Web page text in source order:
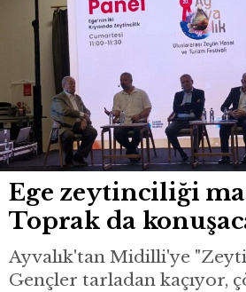
Ege zeytinciliği
Toprak da
Ayvalık'tan Midilli'ye
Gençler tarladan kaçıyor,